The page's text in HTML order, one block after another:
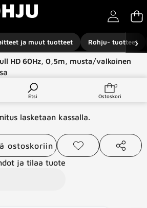
ja muut tuotteet Rohju- tuotteet
›
Etsi
0
0
Ostoskori
HD 60Hz, 0,5m, musta/valkoinen
ja -tarvikkeet
lasketaan kassalla.
ostoskoriin
Lisää
toivelistaan
Jaa
ja tilaa tuote